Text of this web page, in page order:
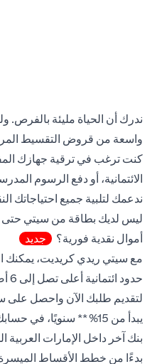
ندرك أن الحياة مليئة بالفرص.
واسعة من قروض التقسيط
كنت ترغب في ترقية جهازك
الائتمانية، أو دفع الرسوم
ندعمك لتلبية جميع احتياجاتك
ليس لديك بطاقة من سيتي
أموال نقدية فورية؟
جديد
مع سيتي ريدي كريديت، يمكنك
حدود ائتمانية أعلى تصل إلى 6 أضعاف راتبك الشهري.
لتقديم طلبك الآن واحصل على
يبدأ من 15%** سنويًا،
بنك آخر داخل الإمارات العربية
بدءًا من خطط الأقساط